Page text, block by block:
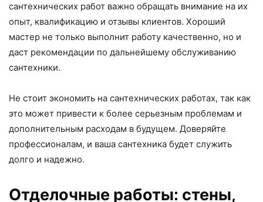
сантехнических работ важно обращать внимание на их
опыт, квалификацию и отзывы клиентов. Хороший
мастер не только выполнит работу качественно, но и
даст рекомендации по дальнейшему обслуживанию
сантехники.
Не стоит экономить на сантехнических работах, так как
это может привести к более серьезным проблемам и
дополнительным расходам в будущем. Доверяйте
профессионалам, и ваша сантехника будет служить
долго и надежно.
Отделочные работы: стены,